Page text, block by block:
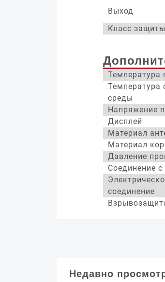
Выход
Класс защиты
Температура
среды
Напряжение
Дисплей
Материал
Материал
Давление
Соединение
соединение
Недавно